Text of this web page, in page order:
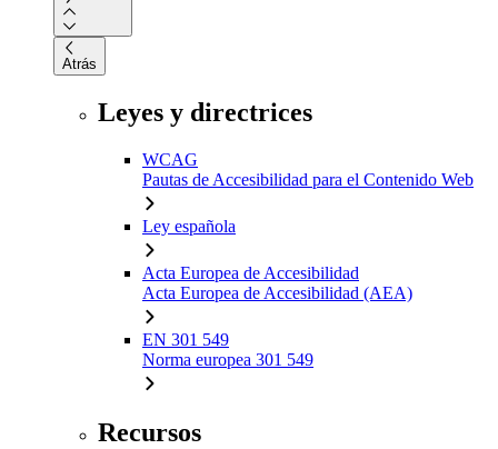
Atrás
Leyes y directrices
WCAG
Pautas de Accesibilidad para el Contenido Web
Ley española
Acta Europea de Accesibilidad
Acta Europea de Accesibilidad (AEA)
EN 301 549
Norma europea 301 549
Recursos